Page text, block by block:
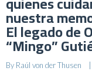
nuestra
El legado de
“Mingo”
By Raúl von der Thusen